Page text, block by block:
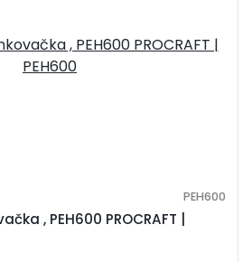
, PEH600 PROCRAFT |
PEH600